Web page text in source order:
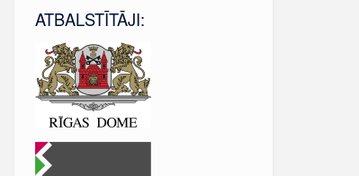
ATBALSTĪTĀJI: